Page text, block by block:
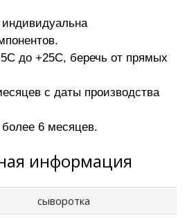
индивидуальна
до +25С, беречь от прямых
с даты производства
6 месяцев.
информация
сыворотка